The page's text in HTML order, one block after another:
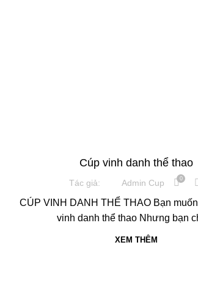
Cúp vinh danh thể thao
Tác giả: Admin Cup 0
CÚP VINH DANH THỂ THAO Bạn
vinh danh thể thao Nhưng bạn
XEM THÊM